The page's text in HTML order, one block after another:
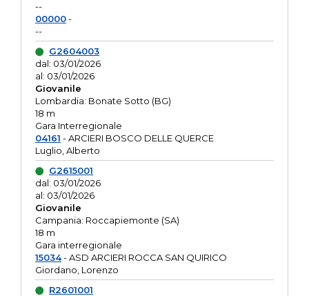
--
00000-
--
G2604003
dal: 03/01/2026
al: 03/01/2026
Giovanile
Lombardia: Bonate Sotto (BG)
18 m
Gara Interregionale
04161 - ARCIERI BOSCO DELLE QUERCE
Luglio, Alberto
G2615001
dal: 03/01/2026
al: 03/01/2026
Giovanile
Campania: Roccapiemonte (SA)
18 m
Gara interregionale
15034- ASD ARCIERI ROCCA SAN QUIRICO
Giordano, Lorenzo
R2601001